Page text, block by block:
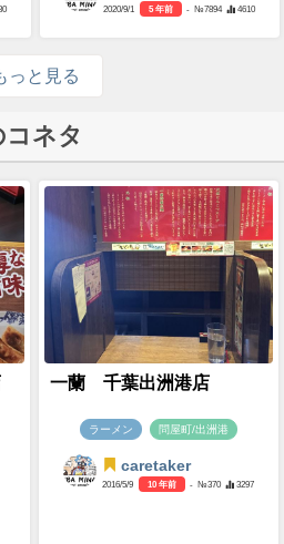
2020/9/1 5 年前 - №7894 4610
っと見る
ネタ
一蘭 千葉出洲港店
ラーメン 問屋町/出洲港
caretaker
2016/5/9 10 年前 - №370 3297